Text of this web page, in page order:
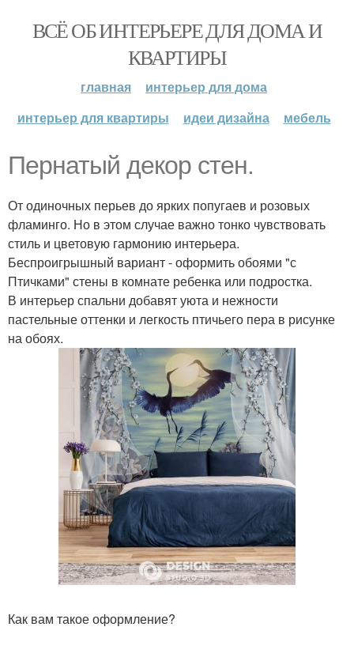
ВСЁ ОБ ИНТЕРЬЕРЕ ДЛЯ ДОМА И
КВАРТИРЫ
главная
интерьер для дома
интерьер для квартиры
идеи дизайна мебель
Пернатый декор стен.
От одиночных перьев до ярких попугаев и розовых
фламинго. Но в этом случае важно тонко чувствовать
стиль и цветовую гармонию интерьера.
Беспроигрышный вариант - оформить обоями "с
Птичками" стены в комнате ребенка или подростка.
В интерьер спальни добавят уюта и нежности
пастельные оттенки и легкость птичьего пера в рисунке
на обоях.
Как вам такое оформление?